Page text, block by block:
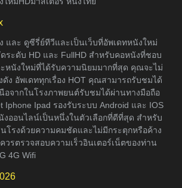
และ ดูซีรี่ย์ทีวีและเป็นเว็บที่อัพเดทหนังใหม่
ระดับ HD และ FullHD สำหรับคอหนังที่ชอบ
หนังใหม่ที่ได้รับความนิยมมากที่สุด คุณจะไม่
ง อัพเดททุกเรื่อง HOT คุณสามารถรับชมได้
อจากในโรงภาพยนต์รับชมได้ผ่านทางมือถือ
Iphone Ipad รองรับระบบ Android และ IOS
งออนไลน์เป็นหนึ่งในตัวเลือกที่ดีที่สุด สำหรับ
โรงด้วยความคมชัดและไม่มีกระตุกหรือค้าง
รตรวจสอบความเร็วอินเตอร์เน็ตของท่าน
4G Wifi